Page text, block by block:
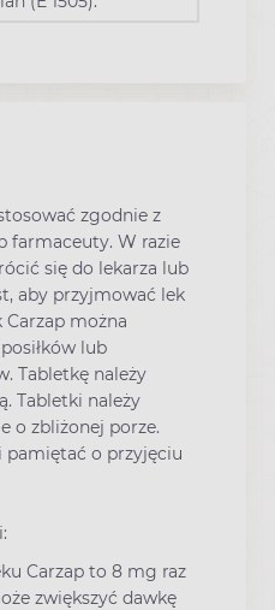
zgodnie z
farmaceuty. W razie
się do lekarza lub
aby przyjmować lek
Carzap można
lub
Tabletkę należy
Tabletki należy
o zbliżonej porze.
o przyjęciu
Carzap to 8 mg raz
zwiększyć dawkę